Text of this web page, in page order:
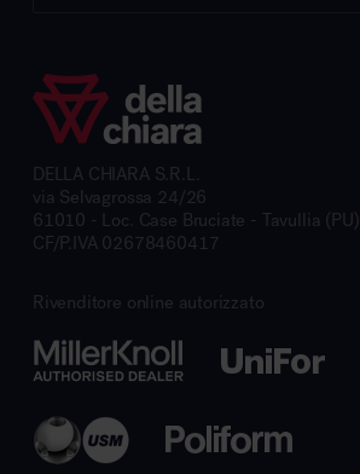
DELLA CHIARA S.R.L.
via Selvagrossa 24/26
61010 - Loc. Case Bruciate - Tavullia (PU)
CF/P.IVA 02678460417
Rivenditore online autorizzato